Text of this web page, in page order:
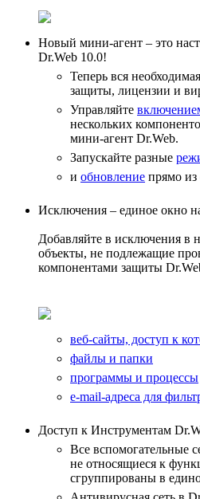
Новый мини-агент – это
Dr.Web 10.0!
Теперь вся
защиты, лицензии и
Управляйте
нескольких
мини-агент Dr.Web.
Запускайте разные
и обновление прямо из
Исключения – единое окно
Добавляйте в исключения в
объекты, не подлежащие
компонентами защиты
веб-сайты, доступ к
файлы и папки
программы и процессы
e-mail-адреса для
Доступ к Инструментам
Все вспомогательные
не относящиеся к
сгруппированы в